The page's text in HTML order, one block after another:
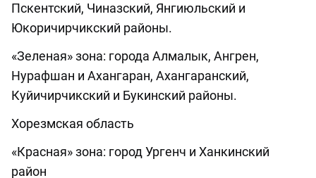
Пскентский, Чиназский, Янгиюльский и
Юкоричирчикский районы.
«Зеленая» зона: города Алмалык, Ангрен,
Нурафшан и Ахангаран, Ахангаранский,
Куйичирчикский и Букинский районы.
Хорезмская область
«Красная» зона: город Ургенч и Ханкинский
район